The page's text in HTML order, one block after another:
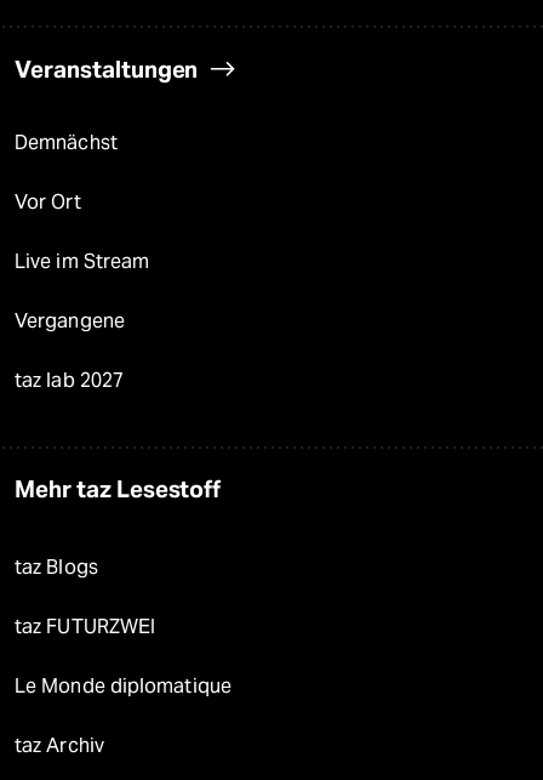
Veranstaltungen
Demnächst
Vor Ort
Live im Stream
Vergangene
taz lab 2027
Mehr taz Lesestoff
taz Blogs
taz FUTURZWEI
Le Monde diplomatique
taz Archiv